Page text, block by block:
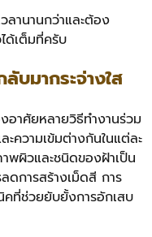
ลานานกว่าและต้อง
ด้เต็มที่ครับ
บมากระจ่างใส
อาศัยหลายวิธีทำงานร่วม
ะความเข้มต่างกันในแต่ละ
พผิวและชนิดของฝ้าเป็น
ดการสร้างเม็ดสี การ
ที่ช่วยยับยั้งการอักเสบ